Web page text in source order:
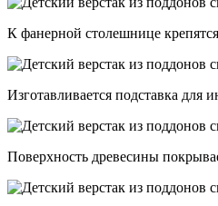
К фанерной столешнице
Изготавливается подставка для
Поверхность древесины